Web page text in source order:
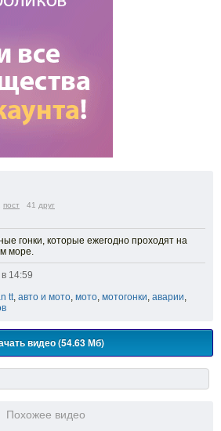
пост 41 друг
гонки, которые ежегодно проходят на
море.
14:59
tt, авто и мото, мото, мотогонки, аварии,
видео (54.63 Мб)
Похожее видео